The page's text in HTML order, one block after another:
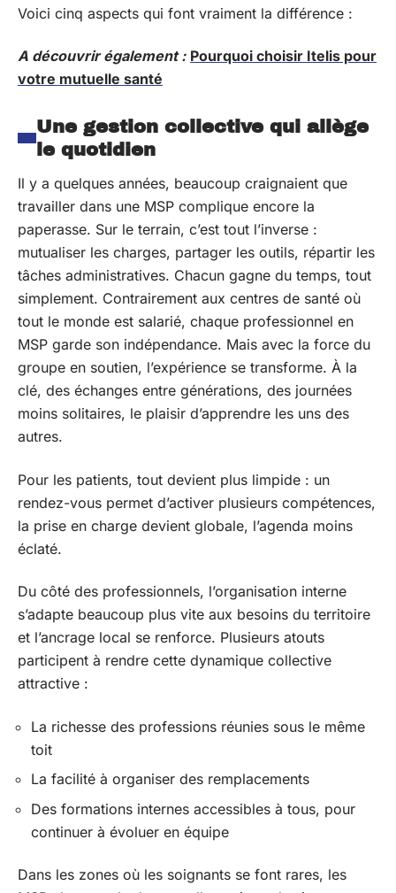
Voici cinq aspects qui font vraiment la différence :
A découvrir également : Pourquoi choisir Itelis pour
votre mutuelle santé
Une gestion collective qui allège
le quotidien
Il y a quelques années, beaucoup craignaient que
travailler dans une MSP complique encore la
paperasse. Sur le terrain, c’est tout l’inverse :
mutualiser les charges, partager les outils, répartir les
tâches administratives. Chacun gagne du temps, tout
simplement. Contrairement aux centres de santé où
tout le monde est salarié, chaque professionnel en
MSP garde son indépendance. Mais avec la force du
groupe en soutien, l’expérience se transforme. À la
clé, des échanges entre générations, des journées
moins solitaires, le plaisir d’apprendre les uns des
autres.
Pour les patients, tout devient plus limpide : un
rendez-vous permet d’activer plusieurs compétences,
la prise en charge devient globale, l’agenda moins
éclaté.
Du côté des professionnels, l’organisation interne
s’adapte beaucoup plus vite aux besoins du territoire
et l’ancrage local se renforce. Plusieurs atouts
participent à rendre cette dynamique collective
attractive :
La richesse des professions réunies sous le même
toit
La facilité à organiser des remplacements
Des formations internes accessibles à tous, pour
continuer à évoluer en équipe
Dans les zones où les soignants se font rares, les